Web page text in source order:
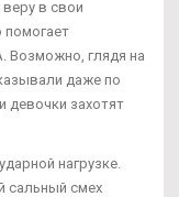
в свои
помогает
Возможно, глядя на
даже по
девочки захотят
нагрузке.
сальный смех